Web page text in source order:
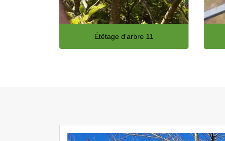
Étêtage d'arbre 11